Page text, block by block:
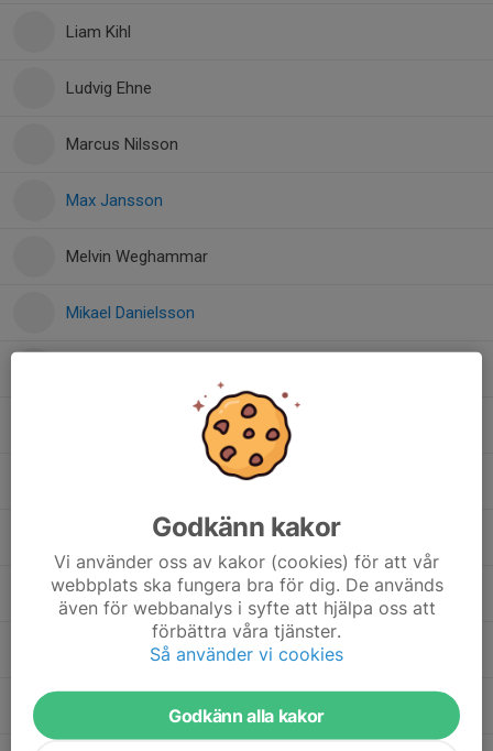
Liam Kihl
Ludvig Ehne
Marcus Nilsson
Max Jansson
Melvin Weghammar
Mikael Danielsson
Svante Fändriks
Tobias Nilsson
Viktor Jonasson
Godkänn kakor
Vi använder oss av kakor (cookies) för att vår
webbplats ska fungera bra för dig. De används
även för webbanalys i syfte att hjälpa oss att
förbättra våra tjänster.
Så använder vi cookies
Godkänn alla kakor